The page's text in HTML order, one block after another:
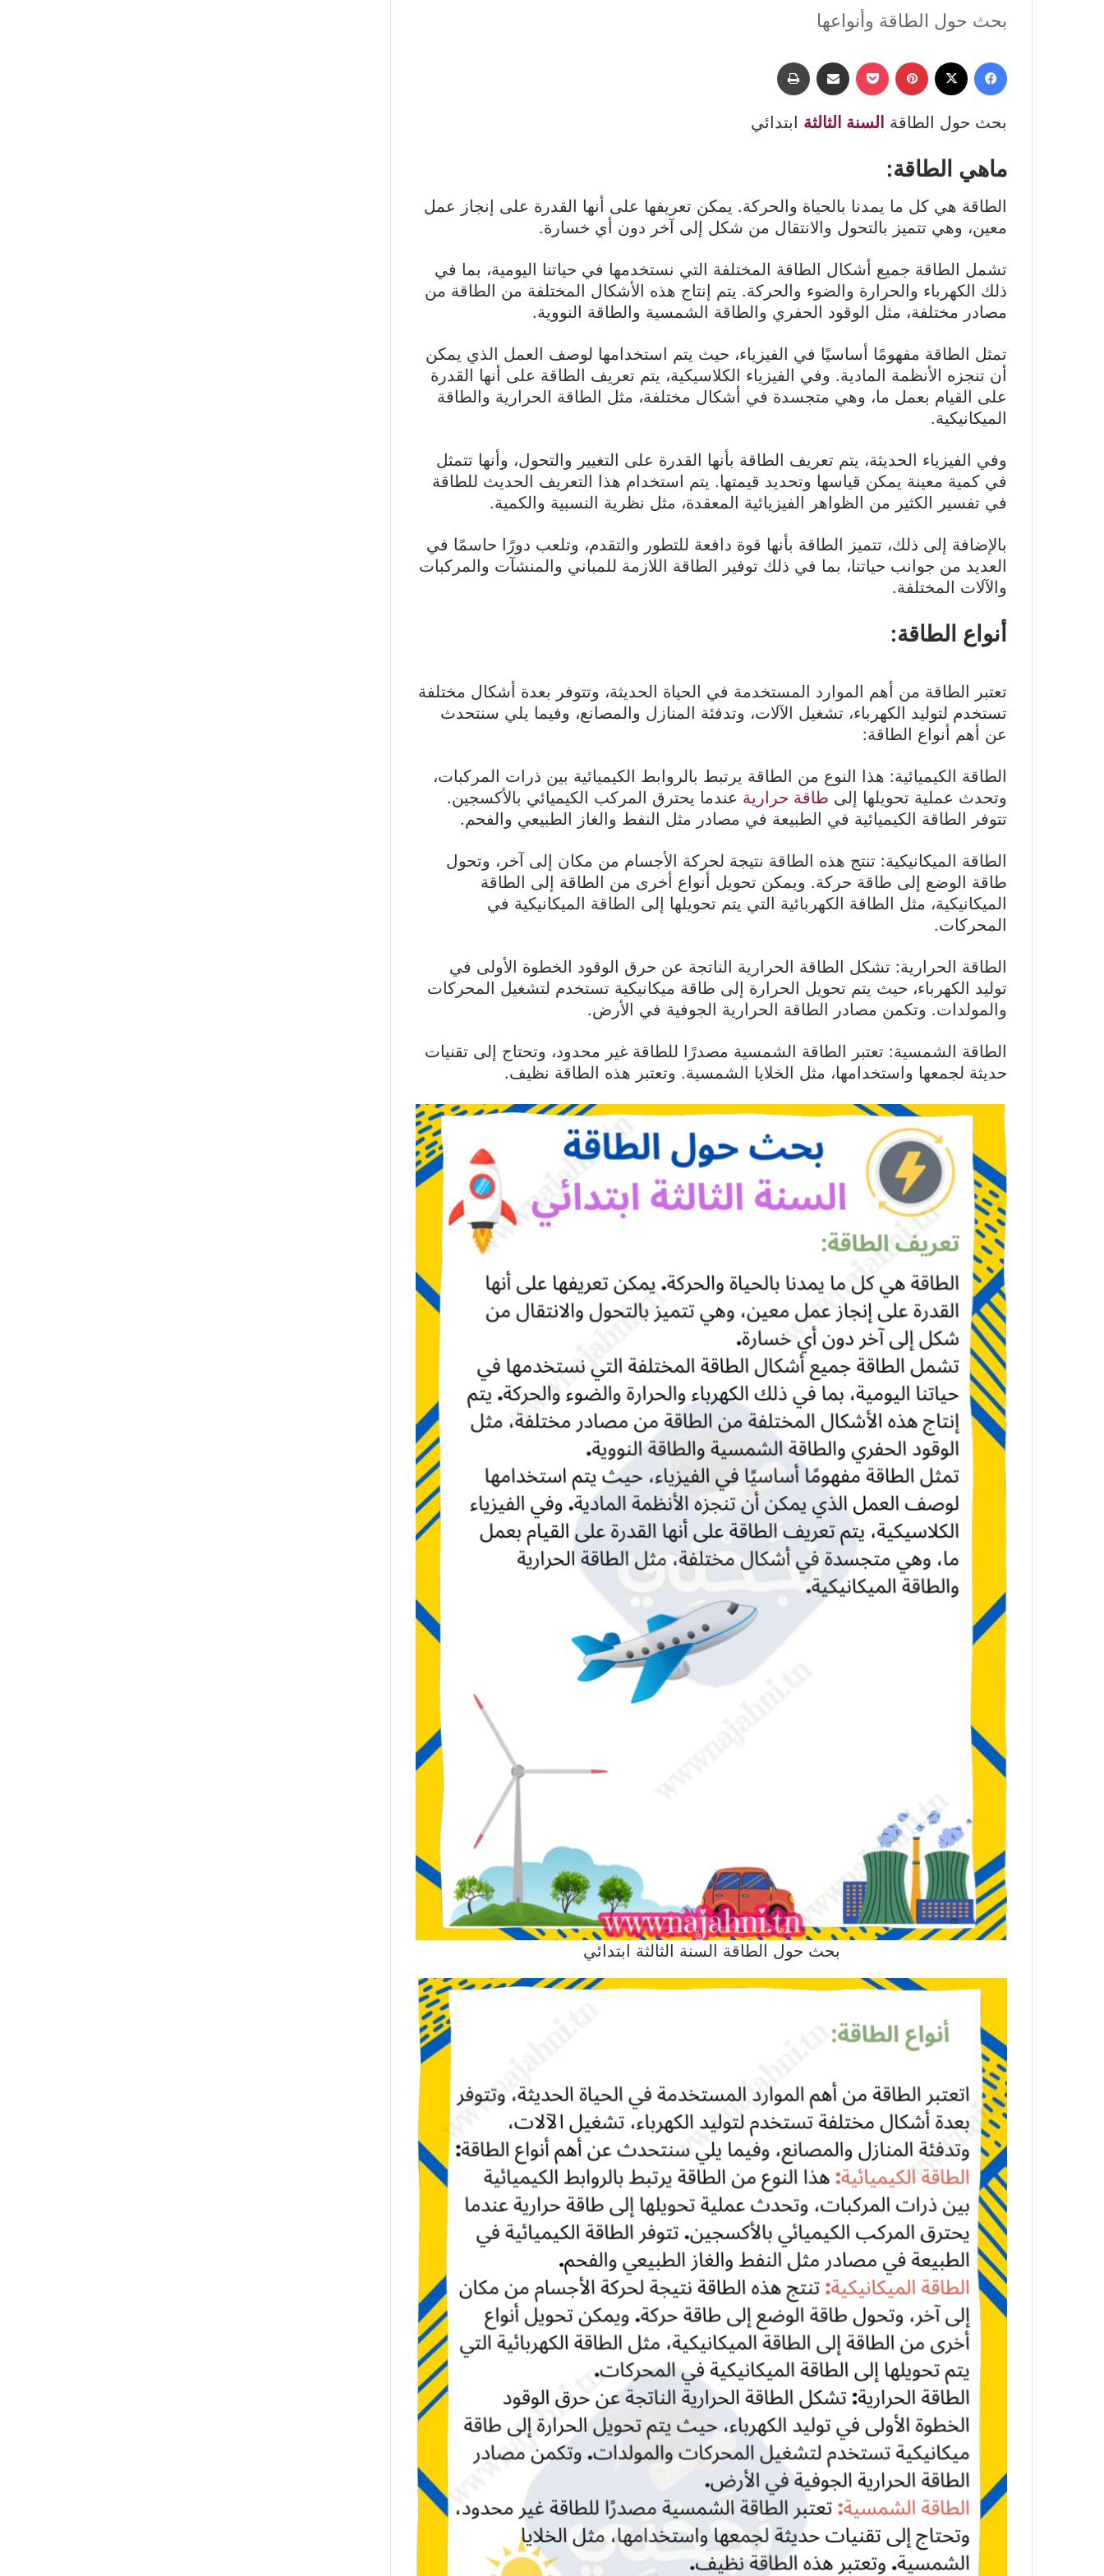
بحث حول الطاقة وأنواعها
فيسبوك بينتيريست ‫Pocket مشاركة عبر البريد
بحث حول الطاقة السنة الثالثة ابتدائي
ماهي الطاقة:
الطاقة هي كل ما يمدنا بالحياة والحركة. يمكن تعريفها على أنها القدرة على إنجاز عمل
معين، وهي تتميز بالتحول والانتقال من شكل إلى آخر دون أي خسارة.
تشمل الطاقة جميع أشكال الطاقة المختلفة التي نستخدمها في حياتنا اليومية، بما في
ذلك الكهرباء والحرارة والضوء والحركة. يتم إنتاج هذه الأشكال المختلفة من الطاقة من
مصادر مختلفة، مثل الوقود الحفري والطاقة الشمسية والطاقة النووية.
تمثل الطاقة مفهومًا أساسيًا في الفيزياء، حيث يتم استخدامها لوصف العمل الذي يمكن
أن تنجزه الأنظمة المادية. وفي الفيزياء الكلاسيكية، يتم تعريف الطاقة على أنها القدرة
على القيام بعمل ما، وهي متجسدة في أشكال مختلفة، مثل الطاقة الحرارية والطاقة
الميكانيكية.
وفي الفيزياء الحديثة، يتم تعريف الطاقة بأنها القدرة على التغيير والتحول، وأنها تتمثل
في كمية معينة يمكن قياسها وتحديد قيمتها. يتم استخدام هذا التعريف الحديث للطاقة
في تفسير الكثير من الظواهر الفيزيائية المعقدة، مثل نظرية النسبية والكمية.
بالإضافة إلى ذلك، تتميز الطاقة بأنها قوة دافعة للتطور والتقدم، وتلعب دورًا حاسمًا في
العديد من جوانب حياتنا، بما في ذلك توفير الطاقة اللازمة للمباني والمنشآت والمركبات
والآلات المختلفة.
أنواع الطاقة:
تعتبر الطاقة من أهم الموارد المستخدمة في الحياة الحديثة، وتتوفر بعدة أشكال مختلفة
تستخدم لتوليد الكهرباء، تشغيل الآلات، وتدفئة المنازل والمصانع، وفيما يلي سنتحدث
عن أهم أنواع الطاقة:
الطاقة الكيميائية: هذا النوع من الطاقة يرتبط بالروابط الكيميائية بين ذرات المركبات،
وتحدث عملية تحويلها إلى طاقة حرارية عندما يحترق المركب الكيميائي بالأكسجين.
تتوفر الطاقة الكيميائية في الطبيعة في مصادر مثل النفط والغاز الطبيعي والفحم.
الطاقة الميكانيكية: تنتج هذه الطاقة نتيجة لحركة الأجسام من مكان إلى آخر، وتحول
طاقة الوضع إلى طاقة حركة. ويمكن تحويل أنواع أخرى من الطاقة إلى الطاقة
الميكانيكية، مثل الطاقة الكهربائية التي يتم تحويلها إلى الطاقة الميكانيكية في
المحركات.
الطاقة الحرارية: تشكل الطاقة الحرارية الناتجة عن حرق الوقود الخطوة الأولى في
توليد الكهرباء، حيث يتم تحويل الحرارة إلى طاقة ميكانيكية تستخدم لتشغيل المحركات
والمولدات. وتكمن مصادر الطاقة الحرارية الجوفية في الأرض.
الطاقة الشمسية: تعتبر الطاقة الشمسية مصدرًا للطاقة غير محدود، وتحتاج إلى تقنيات
حديثة لجمعها واستخدامها، مثل الخلايا الشمسية. وتعتبر هذه الطاقة نظيف.
بحث حول الطاقة السنة الثالثة ابتدائي